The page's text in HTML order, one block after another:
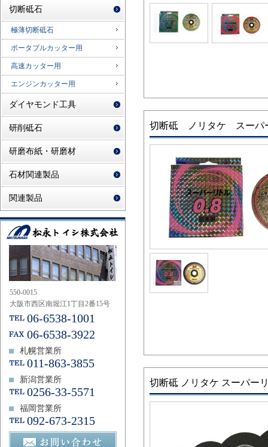
切断砥 ノリタケ スーパ
切断砥 ノリタケ スーパー
切断砥石
極薄切断砥石
ポータブルカッター用
高速カッター用
エンジンカッター用
ダイヤモンド工具
研削砥石
研磨布紙・研磨材
石材関連製品
関連製品
550-0015
大阪市西区南堀江1丁目2番15号
06-6538-1001
06-6538-3922
札幌営業所
011-863-3855
新潟営業所
0256-33-5571
福岡営業所
092-673-2315